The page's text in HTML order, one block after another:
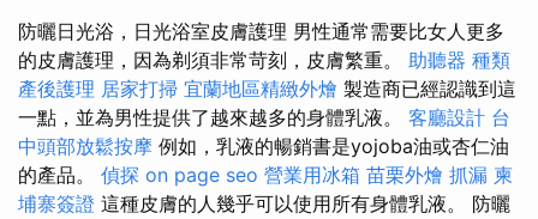
防曬日光浴，日光浴室皮膚護理 男性通常需要比女人更多
的皮膚護理，因為剃須非常苛刻，皮膚繁重。 助聽器 種類
產後護理 居家打掃 宜蘭地區精緻外燴 製造商已經認識到這
一點，並為男性提供了越來越多的身體乳液。 客廳設計 台
中頭部放鬆按摩 例如，乳液的暢銷書是yojoba油或杏仁油
的產品。 偵探 on page seo 營業用冰箱 苗栗外燴 抓漏 柬
埔寨簽證 這種皮膚的人幾乎可以使用所有身體乳液。 防曬